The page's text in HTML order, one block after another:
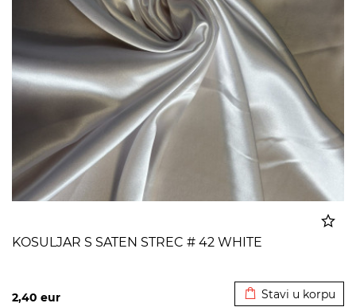
KOSULJAR S SATEN STREC # 42 WHITE
2,40 eur Stavi u korpu